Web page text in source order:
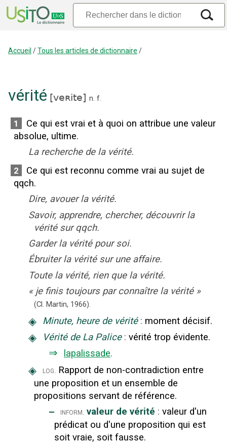
Accueil /Tous les articles de dictionnaire /
vérité [veʀite] n. f.
1
Ce qui est vrai et à quoi on attribue une valeur
absolue, ultime.
La recherche de la vérité.
2
Ce qui est reconnu comme vrai au sujet de
qqch.
Dire, avouer la vérité.
Savoir, apprendre, chercher, découvrir la
vérité sur qqch.
Garder la vérité pour soi.
Ébruiter la vérité sur une affaire.
Toute la vérité, rien que la vérité.
« je finis toujours par connaître la vérité »
(Cl. Martin, 1966).
◈ Minute, heure de vérité : moment décisif.
◈ Vérité de La Palice : vérité trop évidente.
⇒ lapalissade.
◈ log. Rapport de non-contradiction entre
une proposition et un ensemble de
propositions servant de référence.
‒ inform. valeur de vérité : valeur d'un
prédicat ou d'une proposition qui est
soit vraie, soit fausse.